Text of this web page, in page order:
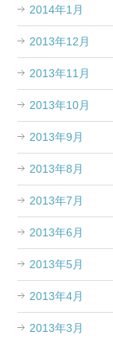
2014年1月
2013年12月
2013年11月
2013年10月
2013年9月
2013年8月
2013年7月
2013年6月
2013年5月
2013年4月
2013年3月